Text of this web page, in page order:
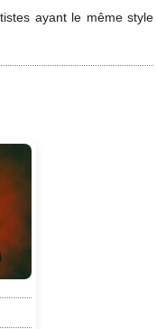
ayant le même style